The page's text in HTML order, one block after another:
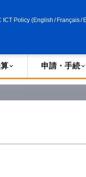
ICT Policy (English / Français/
申請・手続